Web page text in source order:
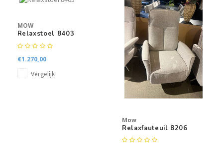
MOW
Relaxstoel 8403
€1.270,00
Vergelijk
Mow
Relaxfauteuil 8206